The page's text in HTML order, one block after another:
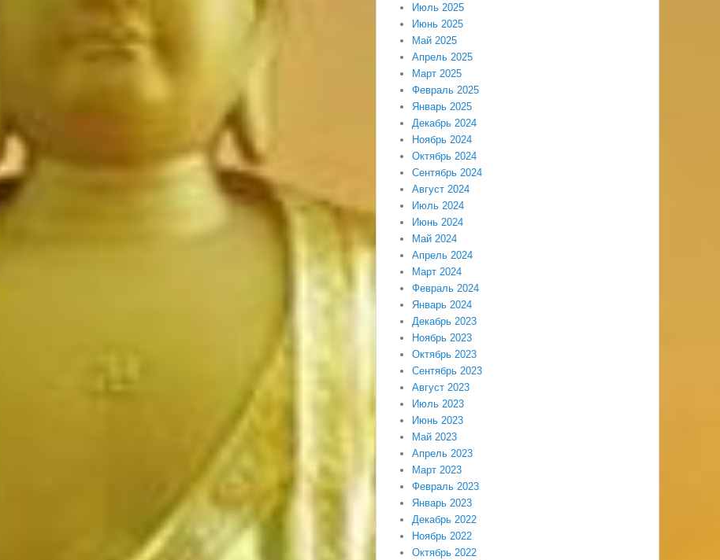
Июль 2025
Июнь 2025
Май 2025
Апрель 2025
Март 2025
Февраль 2025
Январь 2025
Декабрь 2024
Ноябрь 2024
Октябрь 2024
Сентябрь 2024
Август 2024
Июль 2024
Июнь 2024
Май 2024
Апрель 2024
Март 2024
Февраль 2024
Январь 2024
Декабрь 2023
Ноябрь 2023
Октябрь 2023
Сентябрь 2023
Август 2023
Июль 2023
Июнь 2023
Май 2023
Апрель 2023
Март 2023
Февраль 2023
Январь 2023
Декабрь 2022
Ноябрь 2022
Октябрь 2022